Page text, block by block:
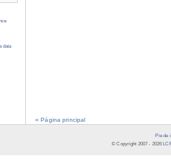
« Página principal
data
Pie de
© Copyright 2007 - 2026